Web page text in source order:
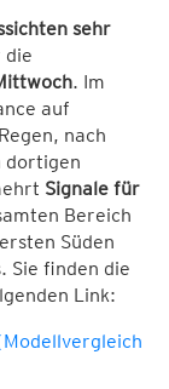
sehr
die
. Im
auf
nach
dortigen
Signale für
Bereich
Süden
Sie finden die
Link: